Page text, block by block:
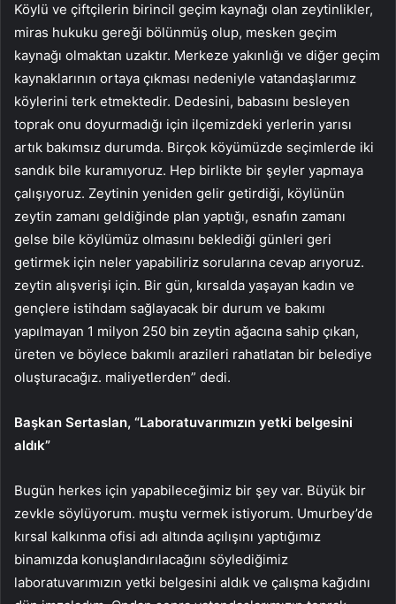
Köylü ve çiftçilerin birincil geçim kaynağı olan zeytinlikler,
miras hukuku gereği bölünmüş olup, mesken geçim
kaynağı olmaktan uzaktır. Merkeze yakınlığı ve diğer geçim
kaynaklarının ortaya çıkması nedeniyle vatandaşlarımız
köylerini terk etmektedir. Dedesini, babasını besleyen
toprak onu doyurmadığı için ilçemizdeki yerlerin yarısı
artık bakımsız durumda. Birçok köyümüzde seçimlerde iki
sandık bile kuramıyoruz. Hep birlikte bir şeyler yapmaya
çalışıyoruz. Zeytinin yeniden gelir getirdiği, köylünün
zeytin zamanı geldiğinde plan yaptığı, esnafın zamanı
gelse bile köylümüz olmasını beklediği günleri geri
getirmek için neler yapabiliriz sorularına cevap arıyoruz.
zeytin alışverişi için. Bir gün, kırsalda yaşayan kadın ve
gençlere istihdam sağlayacak bir durum ve bakımı
yapılmayan 1 milyon 250 bin zeytin ağacına sahip çıkan,
üreten ve böylece bakımlı arazileri rahatlatan bir belediye
oluşturacağız. maliyetlerden” dedi.
Başkan Sertaslan, “Laboratuvarımızın yetki belgesini
aldık”
Bugün herkes için yapabileceğimiz bir şey var. Büyük bir
zevkle söylüyorum. muştu vermek istiyorum. Umurbey’de
kırsal kalkınma ofisi adı altında açılışını yaptığımız
binamızda konuşlandırılacağını söylediğimiz
laboratuvarımızın yetki belgesini aldık ve çalışma kağıdını